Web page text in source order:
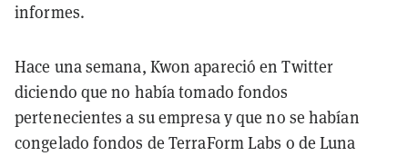
informes.
Hace una semana, Kwon apareció en Twitter
diciendo que no había tomado fondos
pertenecientes a su empresa y que no se habían
congelado fondos de TerraForm Labs o de Luna